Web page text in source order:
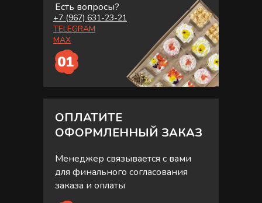
01
Есть вопросы?
MAX
TELEGRAM
+7 (967) 631-23-21
ОПЛАТИТЕ
ОФОРМЛЕННЫЙ ЗАКАЗ
Менеджер связывается с вами
для финального согласования
заказа и оплаты